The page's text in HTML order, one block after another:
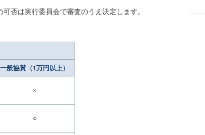
否は実行委員会で審査のうえ決定します。
一般協賛 （1万円以上）
×
○